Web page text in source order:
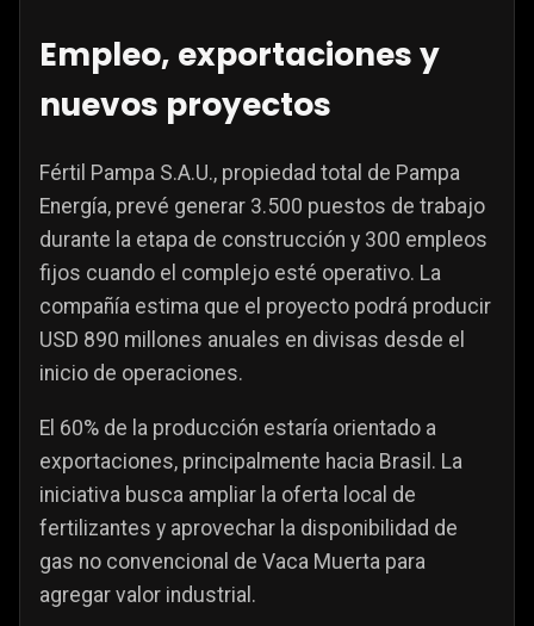
Empleo, exportaciones y
nuevos proyectos
Fértil Pampa S.A.U., propiedad total de Pampa
Energía, prevé generar 3.500 puestos de trabajo
durante la etapa de construcción y 300 empleos
fijos cuando el complejo esté operativo. La
compañía estima que el proyecto podrá producir
USD 890 millones anuales en divisas desde el
inicio de operaciones.
El 60% de la producción estaría orientado a
exportaciones, principalmente hacia Brasil. La
iniciativa busca ampliar la oferta local de
fertilizantes y aprovechar la disponibilidad de
gas no convencional de Vaca Muerta para
agregar valor industrial.